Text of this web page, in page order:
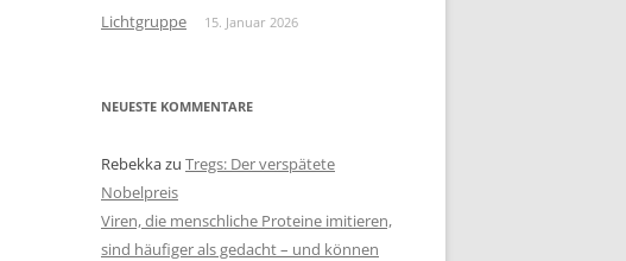
Lichtgruppe 15. Januar 2026
NEUESTE KOMMENTARE
Rebekkazu Tregs: Der verspätete
Nobelpreis
Viren, die menschliche Proteine imitieren,
sind häufiger als gedacht – und können